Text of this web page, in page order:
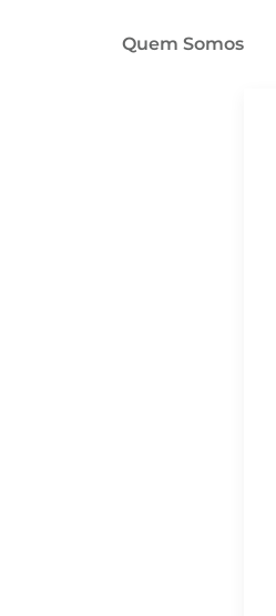
Quem Somos